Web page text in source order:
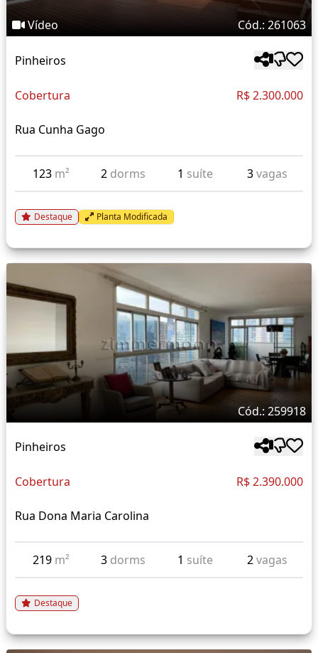
Vídeo Cód.: 261063
Pinheiros
Cobertura R$ 2.300.000
Rua Cunha Gago
123 m² 2 dorms 1 suíte 3vagas
Destaque Planta Modificada
Cód.: 259918
Pinheiros
Cobertura R$ 2.390.000
Rua Dona Maria Carolina
219 m² 3 dorms 1 suíte 2vagas
Destaque